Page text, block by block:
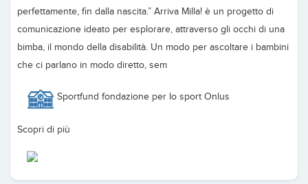
perfettamente, fin dalla nascita.” Arriva Milla! è un progetto di
comunicazione ideato per esplorare, attraverso gli occhi di una
bimba, il mondo della disabilità. Un modo per ascoltare i bambini
che ci parlano in modo diretto, sem
Sportfund fondazione per lo sport Onlus
Scopri di più